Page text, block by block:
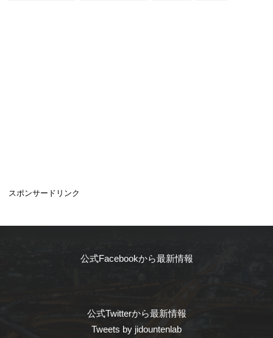
スポンサードリンク
公式Facebookから最新情報
公式Twitterから最新情報
Tweets by jidountenlab